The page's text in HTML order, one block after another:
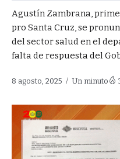
Agustín Zambrana,
pro Santa Cruz, se
del sector salud en el
falta de respuesta del
8 agosto, 2025 Un minuto